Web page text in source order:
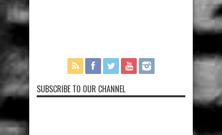
SUBSCRIBE TO OUR CHANNEL